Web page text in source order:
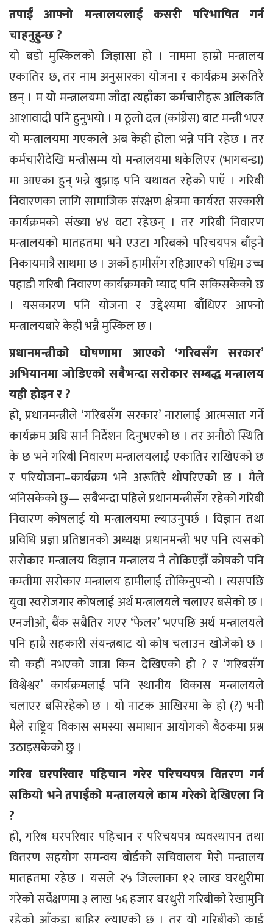
तपाईं आफ्नो मन्त्रालयलाई कसरी परिभाषित गर्न
चाहनुहुन्छ ?
यो बडो मुस्किलको जिज्ञासा हो । नाममा हाम्रो मन्त्रालय
एकातिर छ, तर नाम अनुसारका योजना र कार्यक्रम अरूतिरै
छन् । म यो मन्त्रालयमा जाँदा त्यहाँका कर्मचारीहरू अलिकति
आशावादी पनि हुनुभयो । म ठूलो दल (कांग्रेस) बाट मन्त्री भएर
यो मन्त्रालयमा गएकाले अब केही होला भन्ने पनि रहेछ । तर
कर्मचारीदेखि मन्त्रीसम्म यो मन्त्रालयमा धकेलिएर (भागबन्डा)
मा आएका हुन् भन्ने बुझाइ पनि यथावत रहेको पाएँ । गरिबी
निवारणका लागि सामाजिक संरक्षण क्षेत्रमा कार्यरत सरकारी
कार्यक्रमको संख्या ४४ वटा रहेछन् । तर गरिबी निवारण
मन्त्रालयको मातहतमा भने एउटा गरिबको परिचयपत्र बाँड्ने
निकायमात्रै साथमा छ । अर्को हामीसँग रहिआएको पश्चिम उच्च
पहाडी गरिबी निवारण कार्यक्रमको म्याद पनि सकिसकेको छ
। यसकारण पनि योजना र उद्देश्यमा बाँधिएर आफ्नो
मन्त्रालयबारे केही भन्नै मुस्किल छ ।
प्रधानमन्त्रीको घोषणामा आएको ‘गरिबसँग सरकार’
अभियानमा जोडिएको सबैभन्दा सरोकार सम्बद्ध मन्त्रालय
यही होइन र ?
हो, प्रधानमन्त्रीले ‘गरिबसँग सरकार’ नारालाई आत्मसात गर्ने
कार्यक्रम अघि सार्न निर्देशन दिनुभएको छ । तर अनौठो स्थिति
के छ भने गरिबी निवारण मन्त्रालयलाई एकातिर राखिएको छ
र परियोजना–कार्यक्रम भने अरूतिरै थोपरिएको छ । मैले
भनिसकेको छु— सबैभन्दा पहिले प्रधानमन्त्रीसँग रहेको गरिबी
निवारण कोषलाई यो मन्त्रालयमा ल्याउनुपर्छ । विज्ञान तथा
प्रविधि प्रज्ञा प्रतिष्ठानको अध्यक्ष प्रधानमन्त्री भए पनि त्यसको
सरोकार मन्त्रालय विज्ञान मन्त्रालय नै तोकिएझैं कोषको पनि
कम्तीमा सरोकार मन्त्रालय हामीलाई तोकिनुपर्‍यो । त्यसपछि
युवा स्वरोजगार कोषलाई अर्थ मन्त्रालयले चलाएर बसेको छ ।
एनजीओ, बैंक सबैतिर गएर ‘फेलर’ भएपछि अर्थ मन्त्रालयले
पनि हाम्रै सहकारी संयन्त्रबाट यो कोष चलाउन खोजेको छ ।
यो कहीं नभएको जात्रा किन देखिएको हो ? र ‘गरिबसँग
विश्वेश्वर’ कार्यक्रमलाई पनि स्थानीय विकास मन्त्रालयले
चलाएर बसिरहेको छ । यो नाटक आखिरमा के हो (?) भनी
मैले राष्ट्रिय विकास समस्या समाधान आयोगको बैठकमा प्रश्न
उठाइसकेको छु ।
गरिब घरपरिवार पहिचान गरेर परिचयपत्र वितरण गर्न
सकियो भने तपाईंको मन्त्रालयले काम गरेको देखिएला नि
?
हो, गरिब घरपरिवार पहिचान र परिचयपत्र व्यवस्थापन तथा
वितरण सहयोग समन्वय बोर्डको सचिवालय मेरो मन्त्रालय
मातहतमा रहेछ । यसले २५ जिल्लाका १२ लाख घरधुरीमा
गरेको सर्वेक्षणमा ३ लाख ५६ हजार घरधुरी गरिबीको रेखामुनि